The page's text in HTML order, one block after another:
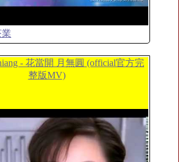
- 花當開 月無圓 (official官方完
整版MV)